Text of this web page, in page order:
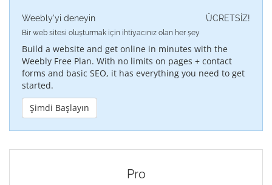
ÜCRETSİZ!
Weebly'yi deneyin
Bir web sitesi oluşturmak için ihtiyacınız olan her şey
Build a website and get online in minutes with the
Weebly Free Plan. With no limits on pages + contact
forms and basic SEO, it has everything you need to get
started.
Şimdi Başlayın
Pro